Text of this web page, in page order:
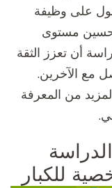
على وظيفة
تحسين مستوى
أن تعزز الثقة
مع الآخرين.
من المعرفة
للكبار